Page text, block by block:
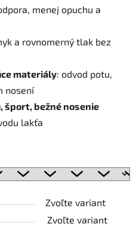
menej opuchu a
a rovnomerný tlak bez
materiály: odvod potu,
nosení
šport, bežné nosenie
lakťa
Zvoľte variant
Zvoľte variant